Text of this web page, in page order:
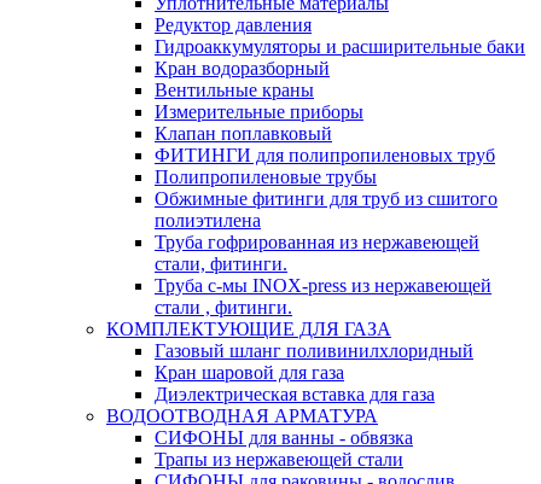
Редуктор давления
Гидроаккумуляторы и расширительные баки
Кран водоразборный
Вентильные краны
Измерительные приборы
Клапан поплавковый
ФИТИНГИ для полипропиленовых труб
Полипропиленовые трубы
Обжимные фитинги для труб из сшитого
полиэтилена
Труба гофрированная из нержавеющей
стали, фитинги.
Труба с-мы INOX-press из нержавеющей
стали , фитинги.
КОМПЛЕКТУЮЩИЕ ДЛЯ ГАЗА
Газовый шланг поливинилхлоридный
Кран шаровой для газа
Диэлектрическая вставка для газа
ВОДООТВОДНАЯ АРМАТУРА
СИФОНЫ для ванны - обвязка
Трапы из нержавеющей стали